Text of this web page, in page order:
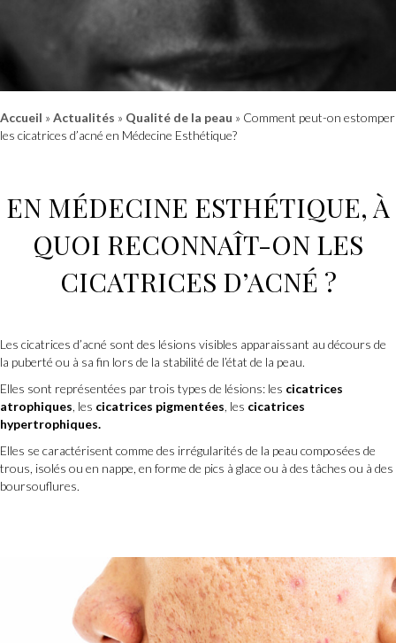
Accueil » Actualités » Qualité de la peau » Comment peut-on estomper
les cicatrices d’acné en Médecine Esthétique?
EN MÉDECINE ESTHÉTIQUE, À
QUOI RECONNAÎT-ON LES
CICATRICES D’ACNÉ ?
Les cicatrices d’acné sont des lésions visibles apparaissant au décours de
la puberté ou à sa fin lors de la stabilité de l’état de la peau.
Elles sont représentées par trois types de lésions: les cicatrices
atrophiques, les cicatrices pigmentées, les cicatrices
hypertrophiques.
Elles se caractérisent comme des irrégularités de la peau composées de
trous, isolés ou en nappe, en forme de pics à glace ou à des tâches ou à des
boursouflures.